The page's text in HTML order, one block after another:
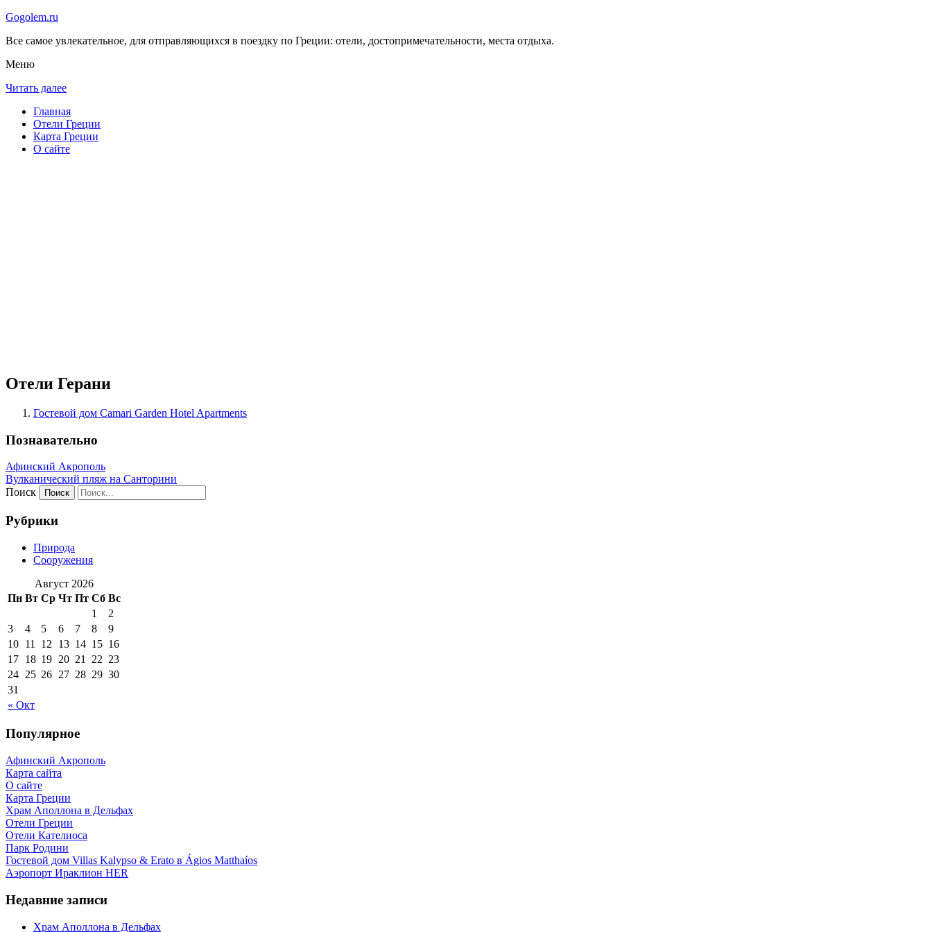
Gogolem.ru
Все самое увлекательное, для отправляющихся в поездку по Греции: отели, достопримечательности, места отдыха.
Меню
Читать далее
Главная
Отели Греции
Карта Греции
О сайте
Отели Герани
Гостевой дом Camari Garden Hotel Apartments
Познавательно
Афинский Акрополь
Вулканический пляж на Санторини
Поиск
Рубрики
Природа
Сооружения
Август 2026
Пн Вт Ср Чт Пт Сб Вс
« Окт
1
2
3
4 5 6 7 8
9
10 11 12 13 14 15 16
17 18 19 20 21 22 23
24 25 26 27 28 29 30
31
Популярное
Афинский Акрополь
Карта сайта
О сайте
Карта Греции
Храм Аполлона в Дельфах
Отели Греции
Отели Кателиоса
Парк Родини
Гостевой дом Villas Kalypso & Erato в Ágios Matthaíos
Аэропорт Ираклион HER
Недавние записи
Храм Аполлона в Дельфах